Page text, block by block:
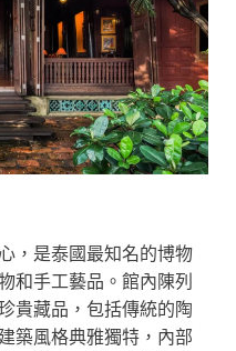
，是泰國最知名的博物
和手工藝品。館內陳列
貴藏品，包括傳統的陶
築風格典雅獨特，內部